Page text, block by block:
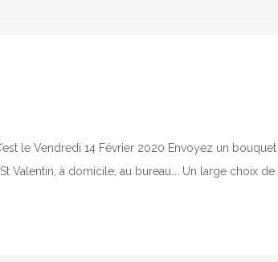
le Vendredi 14 Février 2020 Envoyez un
Valentin, à domicile, au bureau…. Un large choix de